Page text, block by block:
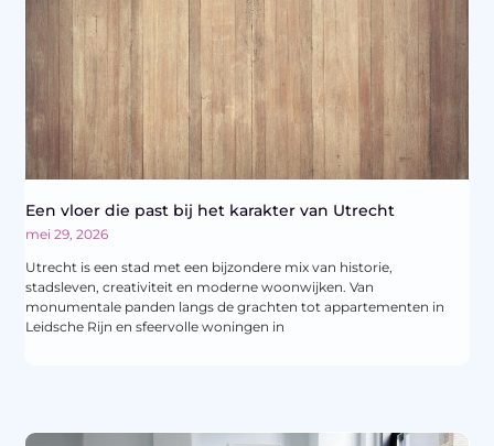
Een vloer die past bij het karakter van Utrecht
mei 29, 2026
Utrecht is een stad met een bijzondere mix van historie,
stadsleven, creativiteit en moderne woonwijken. Van
monumentale panden langs de grachten tot appartementen in
Leidsche Rijn en sfeervolle woningen in